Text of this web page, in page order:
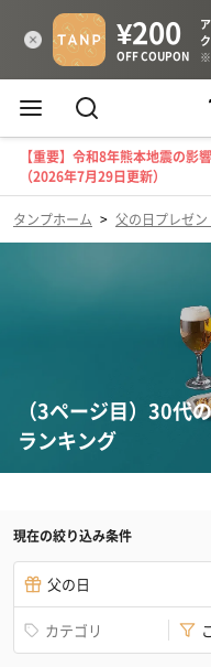
【重要】令和8年熊本地震の影
（2026年7月29日更新）
タンプホーム > 父の日プレゼ
（3ページ目）30代
ランキング
現在の絞り込み条件
父の日
カテゴリ